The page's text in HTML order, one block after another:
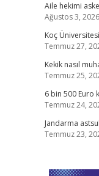
Aile hekimi
Ağustos 3, 2026
Koç
Temmuz 27,
Kekik nasıl
Temmuz 25,
6 bin 500 Euro
Temmuz 24,
Jandarma
Temmuz 23,